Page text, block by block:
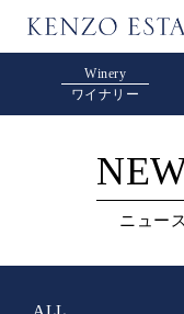
Winery
ワイナリー
ニュース